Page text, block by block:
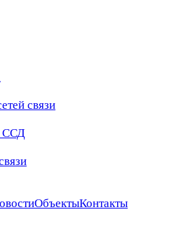
связи
ССД
ОбъектыКонтакты